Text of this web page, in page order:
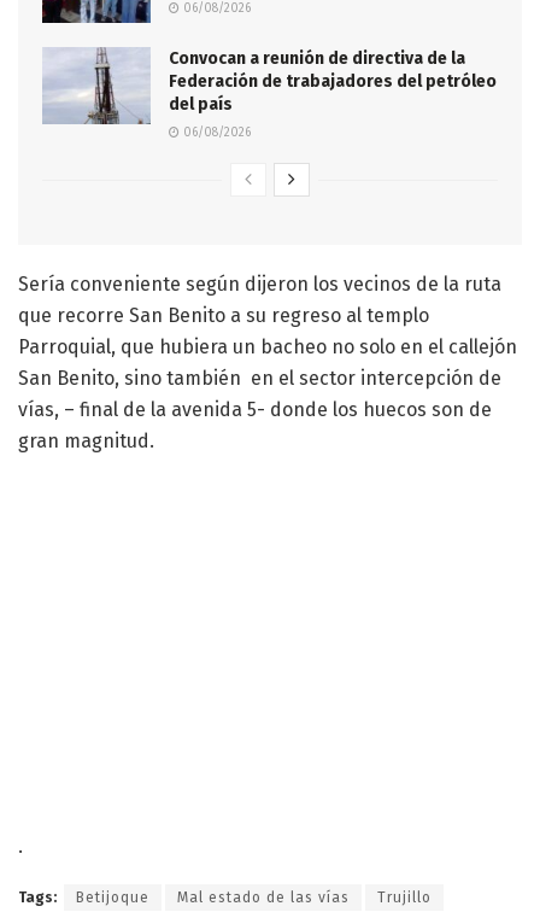
06/08/2026
Convocan a reunión de directiva de la
Federación de trabajadores del petróleo
del país
06/08/2026
Sería conveniente según dijeron los vecinos de la ruta
que recorre San Benito a su regreso al templo
Parroquial, que hubiera un bacheo no solo en el callejón
San Benito, sino también en el sector intercepción de
vías, – final de la avenida 5- donde los huecos son de
gran magnitud.
.
Tags: Betijoque Mal estado de las vías Trujillo